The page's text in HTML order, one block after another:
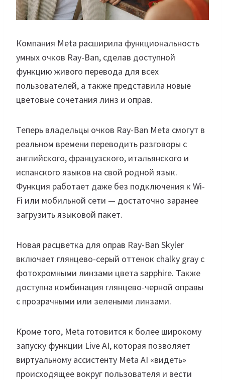
Компания Meta расширила функциональность
умных очков Ray-Ban, сделав доступной
функцию живого перевода для всех
пользователей, а также представила новые
цветовые сочетания линз и оправ.
Теперь владельцы очков Ray-Ban Meta смогут в
реальном времени переводить разговоры с
английского, французского, итальянского и
испанского языков на свой родной язык.
Функция работает даже без подключения к Wi-
Fi или мобильной сети — достаточно заранее
загрузить языковой пакет.
Новая расцветка для оправ Ray-Ban Skyler
включает глянцево-серый оттенок chalky gray с
фотохромными линзами цвета sapphire. Также
доступна комбинация глянцево-черной оправы
с прозрачными или зелеными линзами.
Кроме того, Meta готовится к более широкому
запуску функции Live AI, которая позволяет
виртуальному ассистенту Meta AI «видеть»
происходящее вокруг пользователя и вести